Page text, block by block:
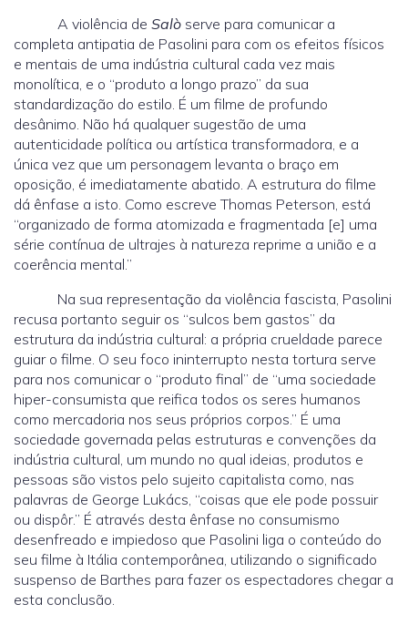
A violência de Salò serve para comunicar a
completa antipatia de Pasolini para com os efeitos físicos
e mentais de uma indústria cultural cada vez mais
monolítica, e o “produto a longo prazo” da sua
standardização do estilo. É um filme de profundo
desânimo. Não há qualquer sugestão de uma
autenticidade política ou artística transformadora, e a
única vez que um personagem levanta o braço em
oposição, é imediatamente abatido. A estrutura do filme
dá ênfase a isto. Como escreve Thomas Peterson, está
“organizado de forma atomizada e fragmentada [e] uma
série contínua de ultrajes à natureza reprime a união e a
coerência mental.”
Na sua representação da violência fascista, Pasolini
recusa portanto seguir os “sulcos bem gastos” da
estrutura da indústria cultural: a própria crueldade parece
guiar o filme. O seu foco ininterrupto nesta tortura serve
para nos comunicar o “produto final” de “uma sociedade
hiper-consumista que reifica todos os seres humanos
como mercadoria nos seus próprios corpos.” É uma
sociedade governada pelas estruturas e convenções da
indústria cultural, um mundo no qual ideias, produtos e
pessoas são vistos pelo sujeito capitalista como, nas
palavras de George Lukács, “coisas que ele pode possuir
ou dispôr.” É através desta ênfase no consumismo
desenfreado e impiedoso que Pasolini liga o conteúdo do
seu filme à Itália contemporânea, utilizando o significado
suspenso de Barthes para fazer os espectadores chegar a
esta conclusão.